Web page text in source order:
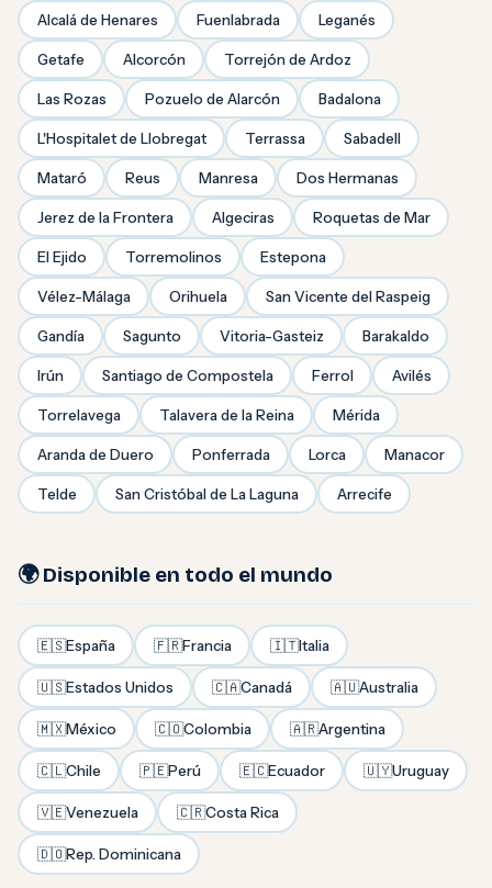
Alcalá de Henares Fuenlabrada Leganés
Getafe Alcorcón Torrejón de Ardoz
Las Rozas Pozuelo de Alarcón Badalona
L'Hospitalet de Llobregat Terrassa Sabadell
Mataró Reus Manresa Dos Hermanas
Jerez de la Frontera Algeciras Roquetas de Mar
El Ejido Torremolinos Estepona
Vélez-Málaga Orihuela San Vicente del Raspeig
Gandía Sagunto Vitoria-Gasteiz Barakaldo
Irún Santiago de Compostela Ferrol Avilés
Torrelavega Talavera de la Reina Mérida
Aranda de Duero Ponferrada Lorca Manacor
Telde San Cristóbal de La Laguna Arrecife
🌍 Disponible en todo el mundo
🇪🇸España 🇫🇷Francia 🇮🇹Italia
🇺🇸Estados Unidos 🇨🇦Canadá 🇦🇺Australia
🇲🇽México 🇨🇴Colombia 🇦🇷Argentina
🇨🇱Chile 🇵🇪Perú 🇪🇨Ecuador 🇺🇾Uruguay
🇻🇪Venezuela 🇨🇷Costa Rica
🇩🇴Rep. Dominicana